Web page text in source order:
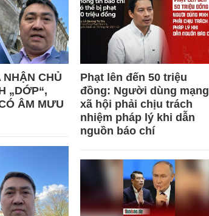
CHỦ
„DỚP“,
ÂM MƯU
Phạt lên đến 50 triệu
đồng: Người dùng mạng
xã hội phải chịu trách
nhiệm pháp lý khi dẫn
nguồn báo chí